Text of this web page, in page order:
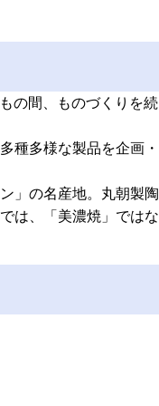
の間、ものづくりを続
種多様な製品を企画・
」の名産地。丸朝製陶
は、「美濃焼」ではな